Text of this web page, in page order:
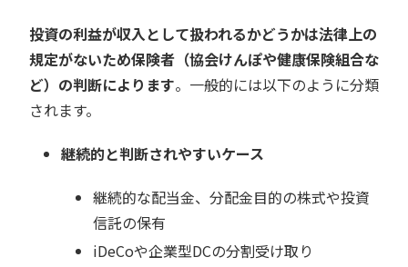
投資の利益が収入として扱われるかどうかは法律上の
規定がないため保険者（協会けんぽや健康保険組合な
ど）の判断によります。一般的には以下のように分類
されます。
継続的と判断されやすいケース
継続的な配当金、分配金目的の株式や投資
信託の保有
iDeCoや企業型DCの分割受け取り